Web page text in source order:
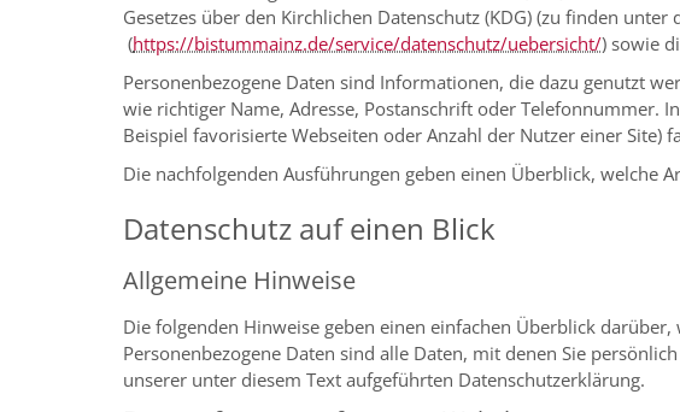
Gesetzes über den Kirchlichen Datenschutz (KDG) (zu finden unter
(https://bistummainz.de/service/datenschutz/uebersicht/) sowie
Personenbezogene Daten sind Informationen, die dazu genutzt
wie richtiger Name, Adresse, Postanschrift oder
Beispiel favorisierte Webseiten oder Anzahl der Nutzer einer Site)
Die nachfolgenden Ausführungen geben einen Überblick, welche
Datenschutz auf einen Blick
Allgemeine Hinweise
Die folgenden Hinweise geben einen einfachen Überblick
Personenbezogene Daten sind alle Daten, mit denen Sie
unserer unter diesem Text aufgeführten Datenschutzerklärung.